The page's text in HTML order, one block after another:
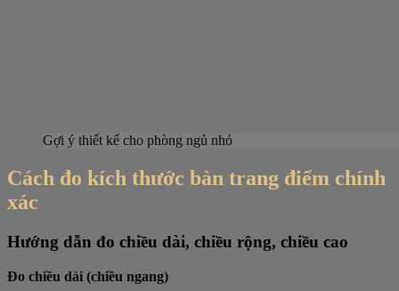
Gợi ý thiết kế cho phòng ngủ nhỏ
Cách đo kích thước bàn trang điểm chính
xác
Hướng dẫn đo chiều dài, chiều rộng, chiều cao
Đo chiều dài (chiều ngang)